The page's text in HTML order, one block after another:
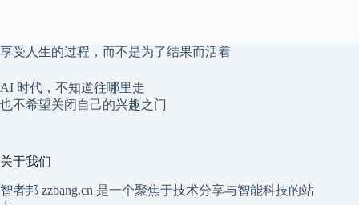
享受人生的过程，而不是为了结果而活着
AI 时代，不知道往哪里走
也不希望关闭自己的兴趣之门
关于我们
智者邦 zzbang.cn 是一个聚焦于技术分享与智能科技的站